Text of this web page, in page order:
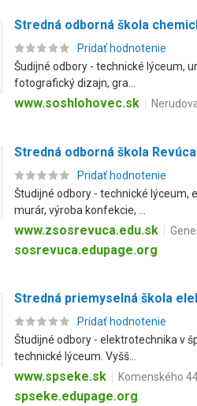
Stredná odborná škola
Pridať hodnotenie
Šudijné odbory - technické lýceum,
fotografický dizajn, gra...
www.soshlohovec.sk
Stredná odborná škola Revúca
Pridať hodnotenie
Študijné odbory - technické lýceum,
murár, výroba konfekcie, ...
www.zsosrevuca.edu.sk
sosrevuca.edupage.org
Stredná priemyselná škola
Pridať hodnotenie
Študijné odbory - elektrotechnika v
technické lýceum. Vyšš...
www.spseke.sk Komenského
spseke.edupage.org